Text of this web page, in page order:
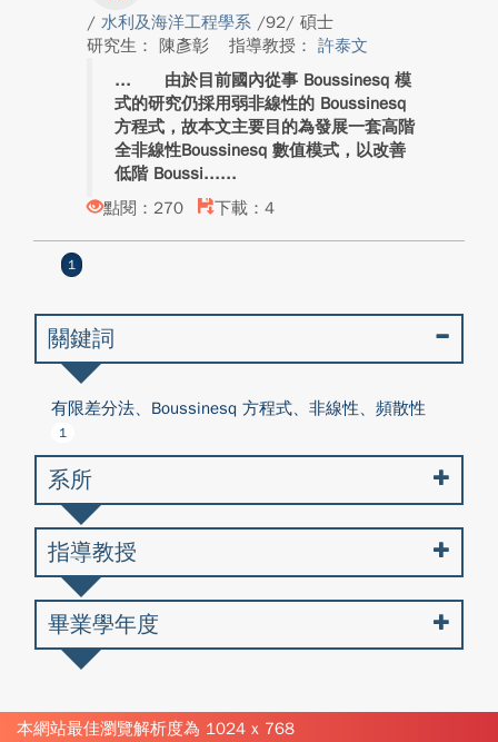
/ 水利及海洋工程學系 /92/ 碩士
研究生： 陳彥彰
指導教授： 許泰文
由於目前國內從事 Boussinesq 模
式的研究仍採用弱非線性的 Boussinesq
方程式，故本文主要目的為發展一套高階
全非線性Boussinesq 數值模式，以改善
低階 Boussi...
點閱：270
下載：4
1
關鍵詞
有限差分法、Boussinesq 方程式、非線性、頻散性
1
系所
指導教授
畢業學年度
本網站最佳瀏覽解析度為 1024 x 768